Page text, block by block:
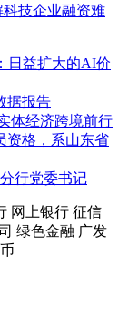
技企业融资难
日益扩大的AI价
据报告
体经济跨境前行
资格，系山东省
行党委书记
网上银行 征信
绿色金融 广发